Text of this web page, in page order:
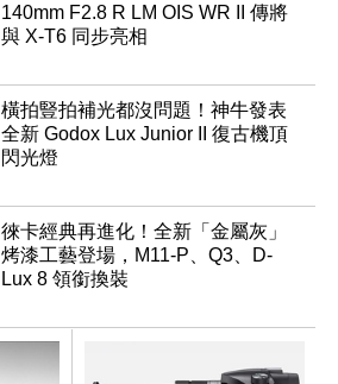
140mm F2.8 R LM OIS WR II 傳將
與 X-T6 同步亮相
橫拍豎拍補光都沒問題！神牛發表
全新 Godox Lux Junior II 復古機頂
閃光燈
徠卡經典再進化！全新「金屬灰」
烤漆工藝登場，M11-P、Q3、D-
Lux 8 領銜換裝